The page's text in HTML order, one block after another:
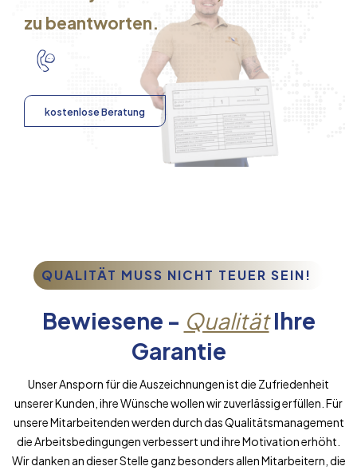
zu beantworten.
kostenlose Beratung
QUALITÄT MUSS NICHT TEUER SEIN!
Bewiesene - QualitätIhre
Garantie
Unser Ansporn für die Auszeichnungen ist die Zufriedenheit
unserer Kunden, ihre Wünsche wollen wir zuverlässig erfüllen. Für
unsere Mitarbeitenden werden durch das Qualitätsmanagement
die Arbeitsbedingungen verbessert und ihre Motivation erhöht.
Wir danken an dieser Stelle ganz besonders allen Mitarbeitern, die